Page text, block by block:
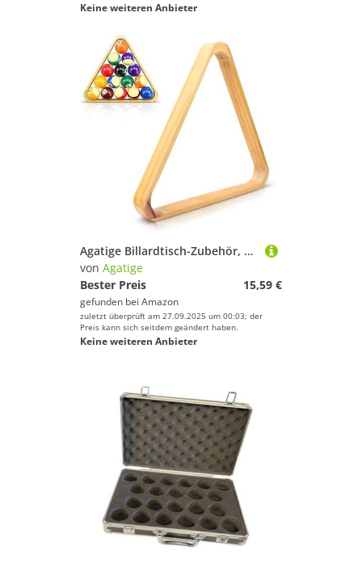
Keine weiteren Anbieter
Agatige Billardtisch-Zubehör, Billardrahmen, Professioneller Billardtisch aus Holz, Dreieckiger Rautenrahmen, Verdickter Billardtisch, Dreieckiges Billard, Snookerkugeln, Rack, Sportzubehör, Zubehör
von Agatige
Bester Preis
15,59 €
gefunden bei Amazon
zuletzt überprüft am 27.09.2025 um 00:03; der
Preis kann sich seitdem geändert haben.
Keine weiteren Anbieter